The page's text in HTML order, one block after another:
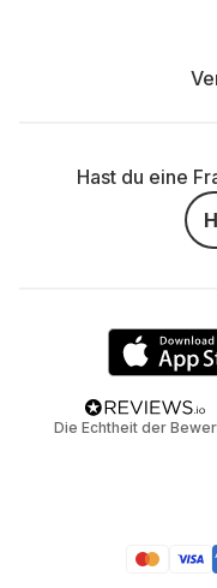
Hast du eine
Die Echtheit der